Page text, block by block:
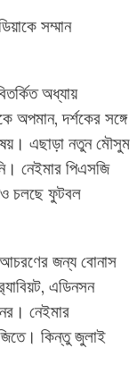
সম্মান
অধ্যায়
অপমান, দর্শকের সঙ্গে
এছাড়া নতুন মৌসুম
নেইমার পিএসজি
চলছে ফুটবল
আচরণের জন্য বোনাস
এডিনসন
নেইমার
কিন্তু জুলাই